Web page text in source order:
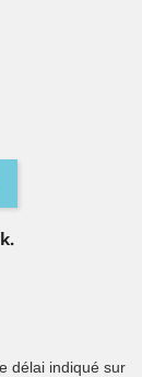
délai indiqué sur